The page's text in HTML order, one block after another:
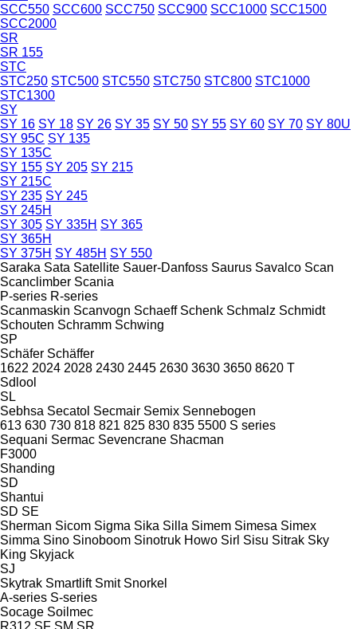
SCC550 SCC600 SCC750 SCC900 SCC1000 SCC1500
SCC2000
SR
SR 155
STC
STC250 STC500 STC550 STC750 STC800 STC1000
STC1300
SY
SY 16 SY 18 SY 26 SY 35 SY 50 SY 55 SY 60 SY 70 SY 80U
SY 95C SY 135
SY 135C
SY 155 SY 205 SY 215
SY 215C
SY 235 SY 245
SY 245H
SY 305 SY 335H SY 365
SY 365H
SY 375H SY 485H SY 550
Saraka Sata Satellite Sauer-Danfoss Saurus Savalco Scan
Scanclimber Scania
P-series R-series
Scanmaskin Scanvogn Schaeff Schenk Schmalz Schmidt
Schouten Schramm Schwing
SP
Schäfer Schäffer
1622 2024 2028 2430 2445 2630 3630 3650 8620 T
Sdlool
SL
Sebhsa Secatol Secmair Semix Sennebogen
613 630 730 818 821 825 830 835 5500 S series
Sequani Sermac Sevencrane Shacman
F3000
Shanding
SD
Shantui
SD SE
Sherman Sicom Sigma Sika Silla Simem Simesa Simex
Simma Sino Sinoboom Sinotruk Howo Sirl Sisu Sitrak Sky
King Skyjack
SJ
Skytrak Smartlift Smit Snorkel
A-series S-series
Socage Soilmec
R312 SF SM SR